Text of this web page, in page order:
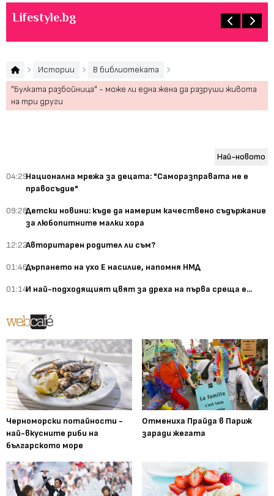
Lifestyle.bg
Истории
В библиотеката
"Булката разбойница" - може ли една жена да разруши живота
на три други
Най-новото
04:29Национална мрежа за децата: "Саморазправата не е
правосъдие"
09:28Детски новини: къде да намерим качествено съдържание
за любопитните малки хора
12:22Авторитарен родител ли съм?
01:46Дърпането на ухо Е насилие, напомня НМД
01:14И най-подходящият цвят за дреха на първа среща е...
Черноморски потайности -
най-вкусните риби на
българското море
Отмениха Прайда в Париж
заради жегата